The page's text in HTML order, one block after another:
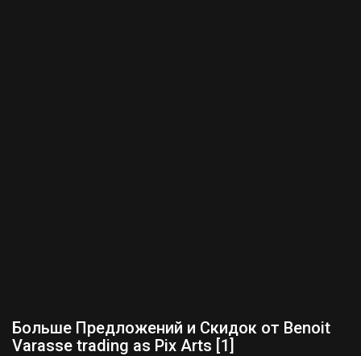
Больше Предложений и Скидок от Benoit
Varasse trading as Pix Arts [1]